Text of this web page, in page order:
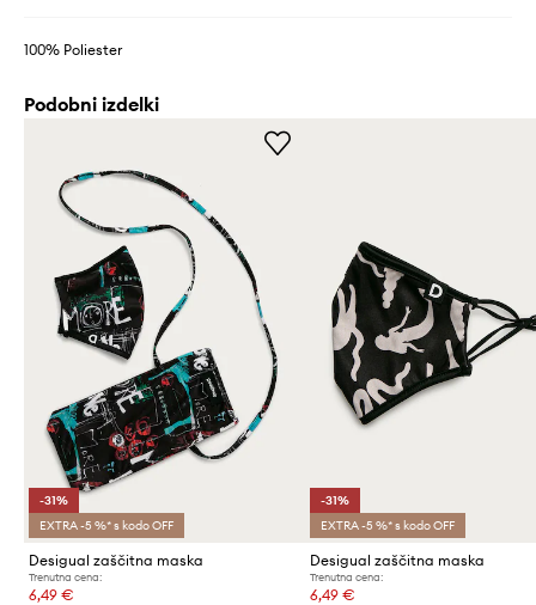
100% Poliester
Podobni izdelki
-31%
EXTRA -5 %* s kodo OFF
Desigual zaščitna maska
Trenutna cena:
6,49 €
-31%
EXTRA -5 %* s kodo OFF
Desigual zaščitna maska
Trenutna cena:
6,49 €